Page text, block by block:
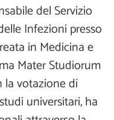
del Servizio
Infezioni presso
in Medicina e
Mater Studiorum
la votazione di
universitari, ha